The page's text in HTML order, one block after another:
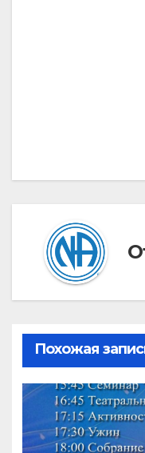
Похожая